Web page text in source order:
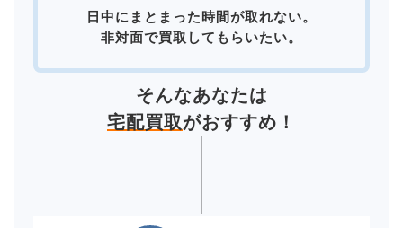
日中にまとまった時間が取れない。
非対面で買取してもらいたい。
そんなあなたは
宅配買取がおすすめ！